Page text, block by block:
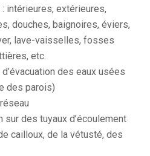
intérieures, extérieures,
douches, baignoires, éviers,
lave-vaisselles, fosses
etc.
des eaux usées
des parois)
sur des tuyaux d’écoulement
cailloux, de la vétusté, des